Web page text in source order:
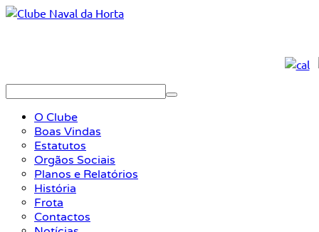
O Clube
Boas Vindas
Estatutos
Orgãos Sociais
Planos e Relatórios
História
Frota
Contactos